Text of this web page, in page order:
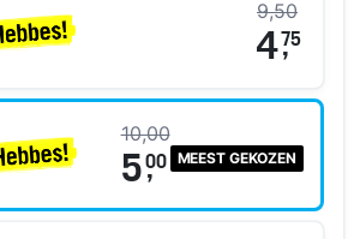
9,50
4,75
MEEST GEKOZEN
10,00
5,
00